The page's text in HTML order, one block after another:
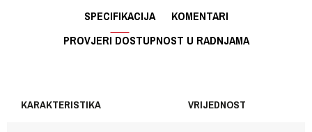
SPECIFIKACIJA
KOMENTARI
PROVJERI DOSTUPNOST U RADNJAMA
KARAKTERISTIKA VRIJEDNOST